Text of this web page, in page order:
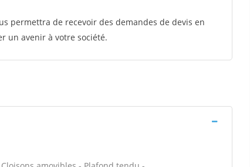
permettra de recevoir des demandes de devis en
un avenir à votre société.